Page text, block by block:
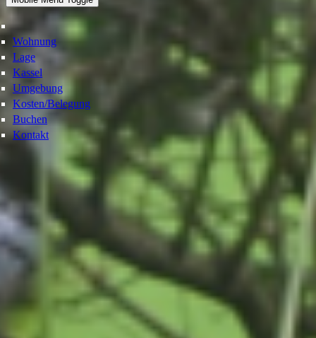
Wohnung
Lage
Kassel
Umgebung
Kosten/Belegung
Buchen
Kontakt